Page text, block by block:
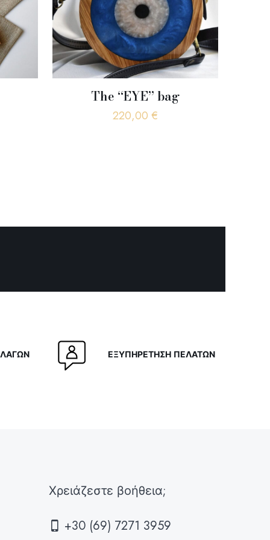
The “EYE” bag
220,00 €
ΕΞΥΠΗΡΕΤΗΣΗ ΠΕΛΑΤΩΝ
Χρειάζεστε βοήθεια;
+30 (69) 7271 3959